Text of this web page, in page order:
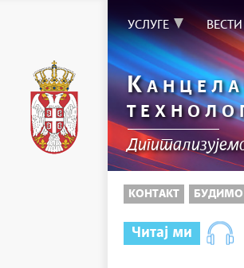
УСЛУГЕ ВЕСТИ
К
КОНТАКТ БУДИМО
Читај ми